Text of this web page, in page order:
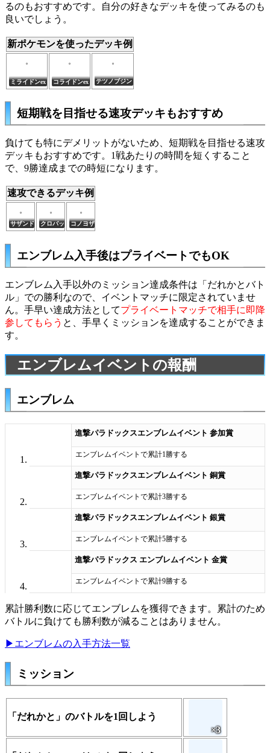
るのもおすすめです。自分の好きなデッキを使ってみるのも
良いでしょう。
新ポケモンを使ったデッキ例
ミライドンex コライドンex テツノブジン
短期戦を目指せる速攻デッキもおすすめ
負けても特にデメリットがないため、短期戦を目指せる速攻
デッキもおすすめです。1戦あたりの時間を短くすること
で、9勝達成までの時短になります。
速攻できるデッキ例
サザンドラクロバットexコノヨザル
エンブレム入手後はプライベートでもOK
エンブレム入手以外のミッション達成条件は「だれかとバト
ル」での勝利なので、イベントマッチに限定されていませ
ん。手早い達成方法としてプライベートマッチで相手に即降
参してもらう と、手早くミッションを達成することができま
す。
エンブレムイベントの報酬
エンブレム
進撃パラドックスエンブレムイベント 参加賞
エンブレムイベントで累計1勝する
進撃パラドックスエンブレムイベント 銅賞
エンブレムイベントで累計3勝する
進撃パラドックスエンブレムイベント 銀賞
エンブレムイベントで累計5勝する
進撃パラドックス エンブレムイベント 金賞
エンブレムイベントで累計9勝する
累計勝利数に応じてエンブレムを獲得できます。累計のため
バトルに負けても勝利数が減ることはありません。
▶エンブレムの入手方法一覧
ミッション
「だれかと」のバトルを1回しよう